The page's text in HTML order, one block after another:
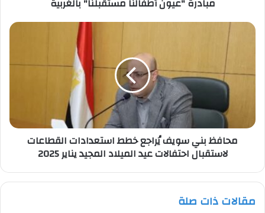
محافظ
خطط
استعدادات
احتفالات
محافظ بني سويف يُراجع خطط استعدادات القطاعات
لاستقبال احتفالات عيد الميلاد المجيد يناير 2025
مقالات ذات صلة